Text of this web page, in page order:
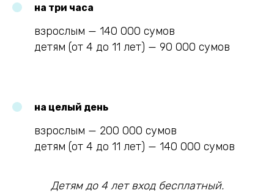
на три часа
взрослым — 140 000 сумов
детям (от 4 до 11 лет) — 90 000 сумов
на целый день
взрослым — 200 000 сумов
детям (от 4 до 11 лет) — 140 000 сумов
Детям до 4 лет вход бесплатный.